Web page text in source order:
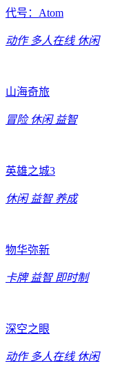
代号：Atom
动作 多人在线 休闲
山海奇旅
冒险 休闲 益智
英雄之城3
休闲 益智 养成
物华弥新
卡牌 益智 即时制
深空之眼
动作 多人在线 休闲